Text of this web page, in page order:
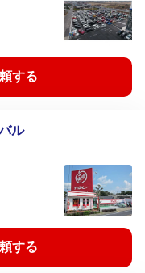
する
ル
する